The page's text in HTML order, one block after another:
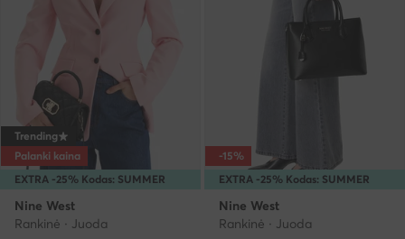
EXTRA -25% Kodas: SUMMER
Trending
Palanki kaina
Nine West
Rankinė · Juoda
EXTRA -25% Kodas: SUMMER
-15%
Nine West
Rankinė · Juoda